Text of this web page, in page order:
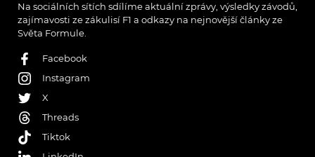
Na sociálních sítích sdílíme aktuální zprávy, výsledky závodů,
zajímavosti ze zákulisí F1 a odkazy na nejnovější články ze
Světa Formule.
Facebook
Instagram
X
Threads
Tiktok